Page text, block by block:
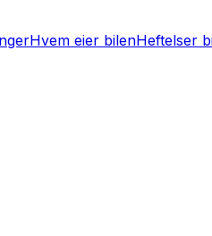
Hvem eier bilenHeftelser